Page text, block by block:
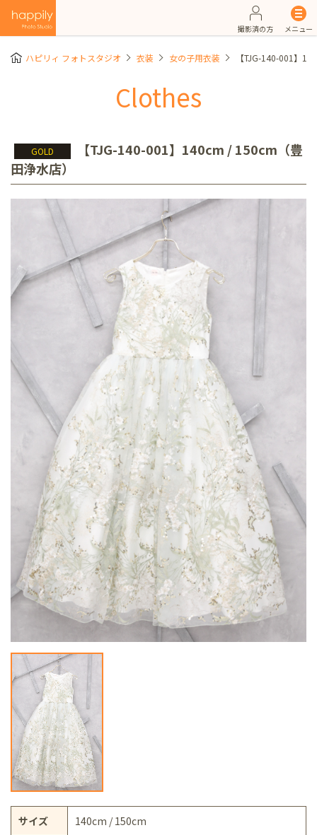
撮影済の方 メニュー
ハピリィ フォトスタジオ 衣装 女の子用衣装 【TJG-140-001】
Clothes
GOLD
【TJG-140-001】140cm / 150cm（豊
田浄水店）
サイズ 140cm / 150cm